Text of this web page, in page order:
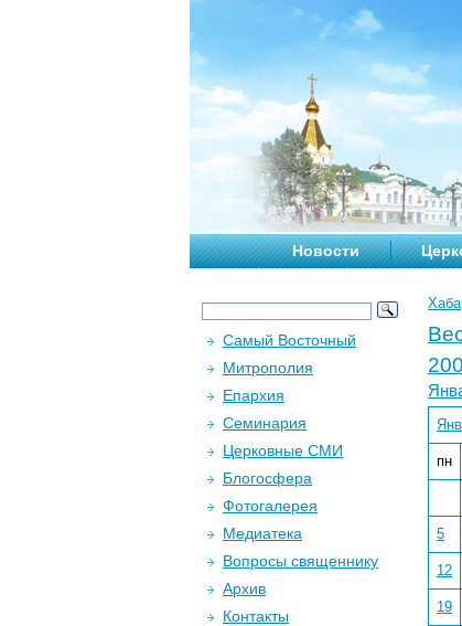
Новости
пн
5
12
19
Самый Восточный
Митрополия
Епархия
Семинария
Церковные СМИ
Блогосфера
Фотогалерея
Медиатека
Вопросы священнику
Архив
Контакты